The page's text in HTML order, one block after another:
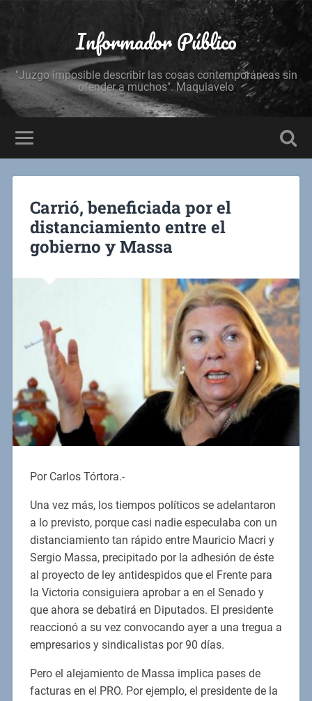
Informador Público
"Juzgo imposible describir las cosas contemporáneas sin
ofender a muchos". Maquiavelo
Carrió, beneficiada por el
distanciamiento entre el
gobierno y Massa
Por Carlos Tórtora.-
Una vez más, los tiempos políticos se adelantaron
a lo previsto, porque casi nadie especulaba con un
distanciamiento tan rápido entre Mauricio Macri y
Sergio Massa, precipitado por la adhesión de éste
al proyecto de ley antidespidos que el Frente para
la Victoria consiguiera aprobar a en el Senado y
que ahora se debatirá en Diputados. El presidente
reaccionó a su vez convocando ayer a una tregua a
empresarios y sindicalistas por 90 días.
Pero el alejamiento de Massa implica pases de
facturas en el PRO. Por ejemplo, el presidente de la